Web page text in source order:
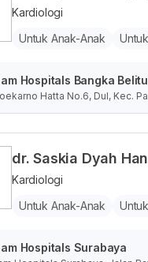
Kardiologi
Untuk Anak-Anak
Hospitals Bangka
Hatta No.6, Dul, Kec.
dr. Saskia Dyah
Kardiologi
Untuk Anak-Anak
Hospitals Surabaya